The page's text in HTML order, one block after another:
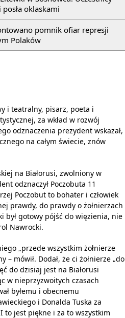
oklaskami
pomnik ofiar represji
Polaków
i teatralny, pisarz, poeta i
za wkład w rozwój
odznaczenia prezydent wskazał,
na całym świecie, znów
na Białorusi, zwolniony w
odznaczył Poczobuta 11
Poczobut to bohater i człowiek
prawdy, do prawdy o żołnierzach
był gotowy pójść do więzienia, nie
Nawrocki.
„przede wszystkim żołnierze
mówił. Dodał, że ci żołnierze „do
do dzisiaj jest na Białorusi
w nieprzyzwoitych czasach
byłemu i obecnemu
i Donalda Tuska za
to jest piękne i za to wszystkim